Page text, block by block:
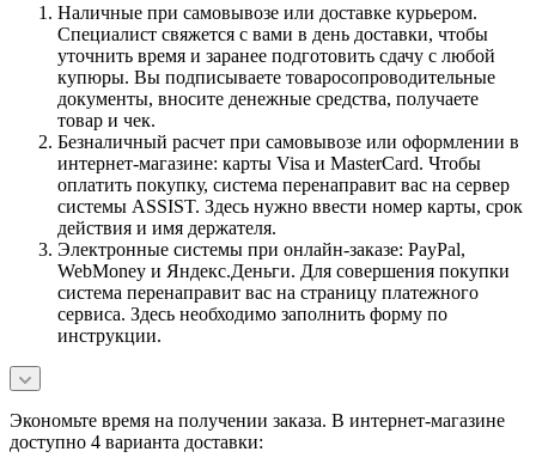
Наличные при самовывозе или доставке курьером.
Специалист свяжется с вами в день доставки, чтобы
уточнить время и заранее подготовить сдачу с любой
купюры. Вы подписываете товаросопроводительные
документы, вносите денежные средства, получаете
товар и чек.
Безналичный расчет при самовывозе или оформлении в
интернет-магазине: карты Visa и MasterCard. Чтобы
оплатить покупку, система перенаправит вас на сервер
системы ASSIST. Здесь нужно ввести номер карты, срок
действия и имя держателя.
Электронные системы при онлайн-заказе: PayPal,
WebMoney и Яндекс.Деньги. Для совершения покупки
система перенаправит вас на страницу платежного
сервиса. Здесь необходимо заполнить форму по
инструкции.
Экономьте время на получении заказа. В интернет-магазине
доступно 4 варианта доставки: